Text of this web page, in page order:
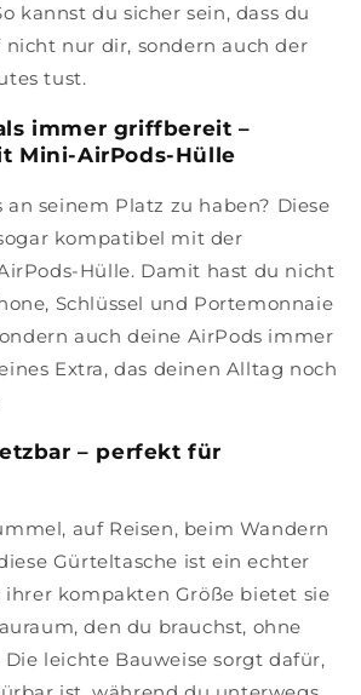
kannst du sicher sein, dass du
nur dir, sondern auch der
tust.
immer griffbereit –
Mini-AirPods-Hülle
an seinem Platz zu haben? Diese
kompatibel mit der
Hülle. Damit hast du nicht
Schlüssel und Portemonnaie
auch deine AirPods immer
Extra, das deinen Alltag noch
– perfekt für
auf Reisen, beim Wandern
Gürteltasche ist ein echter
ihrer kompakten Größe bietet sie
den du brauchst, ohne
leichte Bauweise sorgt dafür,